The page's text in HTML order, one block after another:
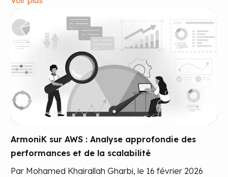
ArmoniK sur AWS : Analyse approfondie des
performances et de la scalabilité
Par Mohamed Khairallah Gharbi, le 16 février 2026